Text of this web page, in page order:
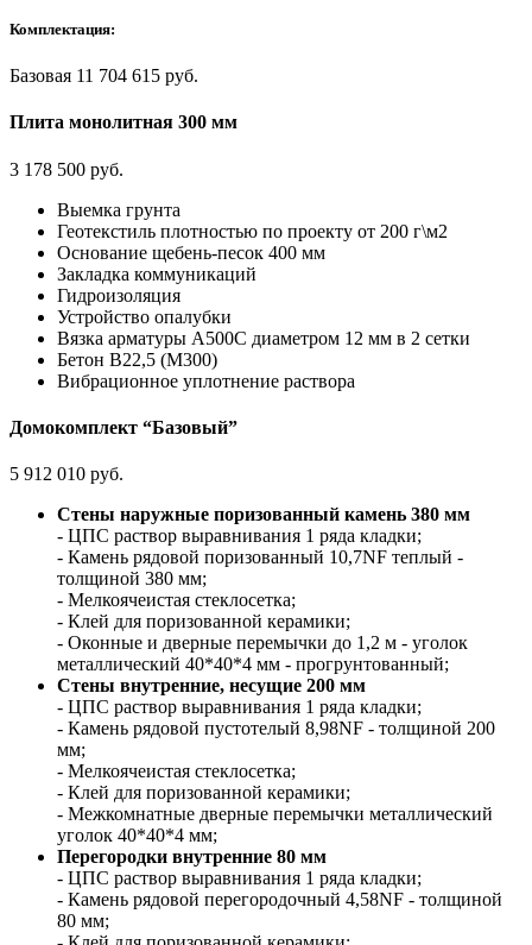
Комплектация:
Базовая 11 704 615 руб.
Плита монолитная 300 мм
3 178 500 руб.
Выемка грунта
Геотекстиль плотностью по проекту от 200 г\м2
Основание щебень-песок 400 мм
Закладка коммуникаций
Гидроизоляция
Устройство опалубки
Вязка арматуры А500С диаметром 12 мм в 2 сетки
Бетон В22,5 (М300)
Вибрационное уплотнение раствора
Домокомплект “Базовый”
5 912 010 руб.
Стены наружные поризованный камень 380 мм
- ЦПС раствор выравнивания 1 ряда кладки;
- Камень рядовой поризованный 10,7NF теплый -
толщиной 380 мм;
- Мелкоячеистая стеклосетка;
- Клей для поризованной керамики;
- Оконные и дверные перемычки до 1,2 м - уголок
металлический 40*40*4 мм - прогрунтованный;
Стены внутренние, несущие 200 мм
- ЦПС раствор выравнивания 1 ряда кладки;
- Камень рядовой пустотелый 8,98NF - толщиной 200
мм;
- Мелкоячеистая стеклосетка;
- Клей для поризованной керамики;
- Межкомнатные дверные перемычки металлический
уголок 40*40*4 мм;
Перегородки внутренние 80 мм
- ЦПС раствор выравнивания 1 ряда кладки;
- Камень рядовой перегородочный 4,58NF - толщиной
80 мм;